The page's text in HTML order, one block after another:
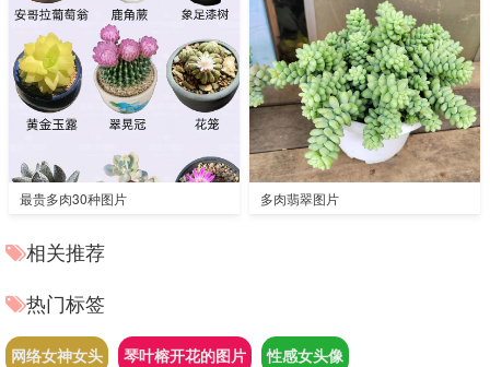
最贵多肉30种图片 多肉翡翠图片
相关推荐
热门标签
网络女神女头 琴叶榕开花的图片 性感女头像